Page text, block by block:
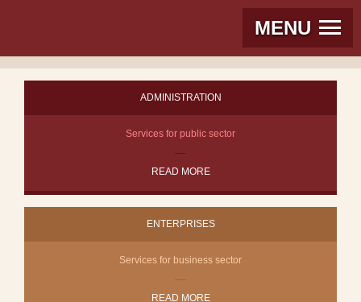
MENU
ADMINISTRATION
Services for public sector
READ MORE
ENTERPRISES
Services for business sector
READ MORE